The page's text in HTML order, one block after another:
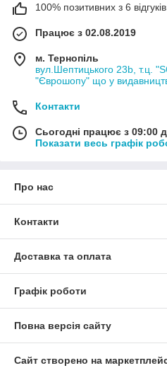
100% позитивних з 6
Працює з 02.08.2019
м. Тернопіль
вул.Шептицького 23b, т.ц.
"Єврошопу" що у
Контакти
Сьогодні працює з 09:00
Показати весь графік
Про нас
Контакти
Доставка та оплата
Графік роботи
Повна версія сайту
Сайт створено на